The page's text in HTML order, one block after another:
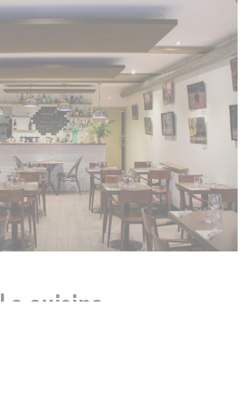
La cuisine